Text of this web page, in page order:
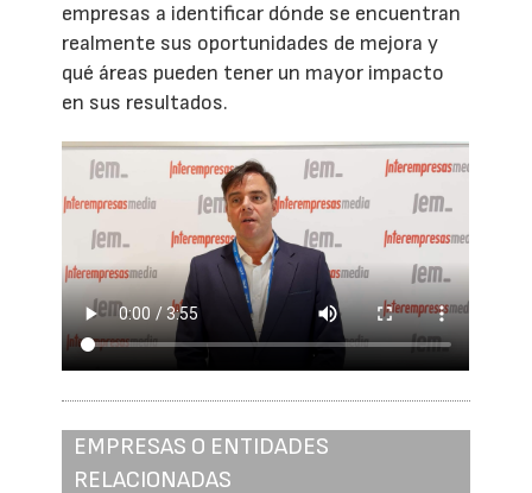
empresas a identificar dónde se encuentran
realmente sus oportunidades de mejora y
qué áreas pueden tener un mayor impacto
en sus resultados.
EMPRESAS O ENTIDADES
RELACIONADAS